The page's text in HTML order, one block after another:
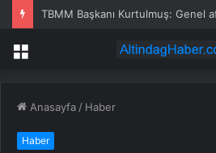
TBMM Başkanı Kurtulmuş: Genel
Menü
Anasayfa / Haber
Haber